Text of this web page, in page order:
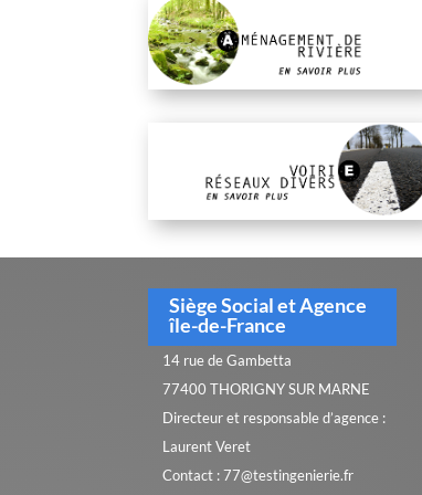
Siège Social et Agence
île-de-France
14 rue de Gambetta
77400 THORIGNY SUR MARNE
Directeur et responsable d’agence :
Laurent Veret
Contact : 77@testingenierie.fr